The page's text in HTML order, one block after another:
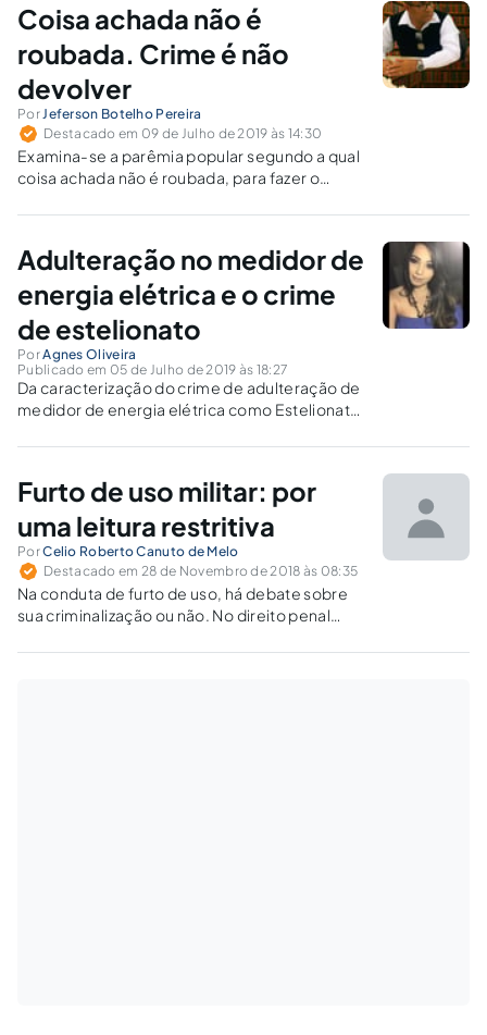
Coisa achada não é
roubada. Crime é não
devolver
Por Jeferson Botelho Pereira
Destacado em 09 de Julho de 2019 às 14:30
Examina-se a parêmia popular segundo a qual
coisa achada não é roubada, para fazer o
moldura do artigo 169, II, do Código Penal,
Adulteração no medidor de
energia elétrica e o crime
de estelionato
PorAgnes Oliveira
Publicado em 05 de Julho de 2019 às 18:27
Da caracterização do crime de adulteração de
medidor de energia elétrica como Estelionato
Furto de uso militar: por
uma leitura restritiva
PorCelio Roberto Canuto de Melo
Destacado em 28 de Novembro de 2018 às 08:35
Na conduta de furto de uso, há debate sobre
sua criminalização ou não. No direito penal
jurisprudencial de que o ato não merece